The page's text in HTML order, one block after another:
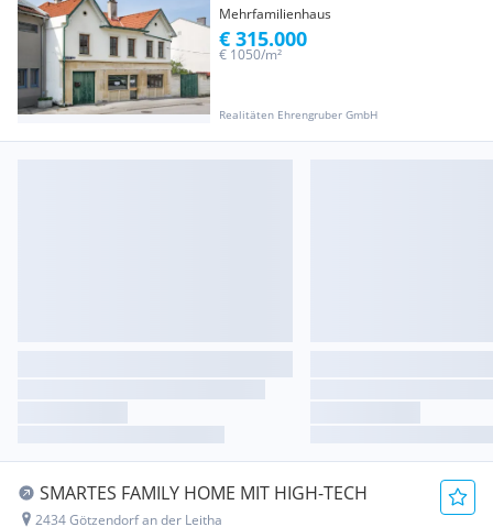
Mehrfamilienhaus
Realitäten Ehrengruber GmbH
€ 1050/m²
€ 315.000
SMARTES FAMILY HOME MIT HIGH-TECH
2434 Götzendorf an der Leitha